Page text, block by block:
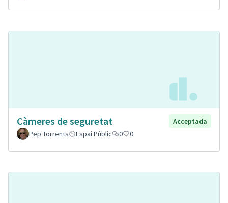
Càmeres de seguretat
Acceptada
Pep Torrents
Espai Públic 0 0